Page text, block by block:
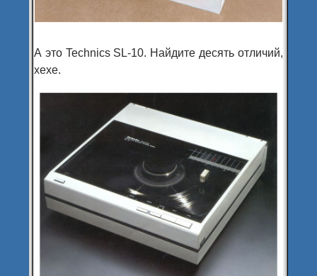
А это Technics SL-10. Найдите десять отличий,
хехе.